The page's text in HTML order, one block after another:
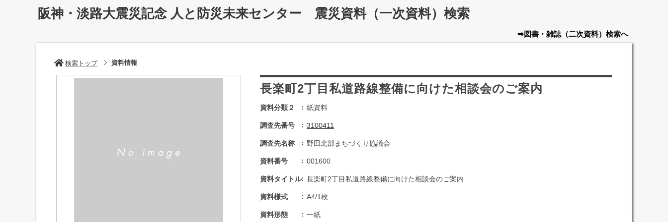
阪神・淡路大震災記念 人と防災未来センター 震災資料（一次資料）検索
➡図書・雑誌（二次資料） 検索へ
検索トップ 資料情報
長楽町2丁目私道路線整備に向けた相談会のご案内
資料分類２ 紙資料
調査先番号 3100411
調査先名称 野田北部まちづくり協議会
資料番号 001600
資料タイトル 長楽町2丁目私道路線整備に向けた相談会のご案内
資料様式 A4/1枚
資料形態 一紙